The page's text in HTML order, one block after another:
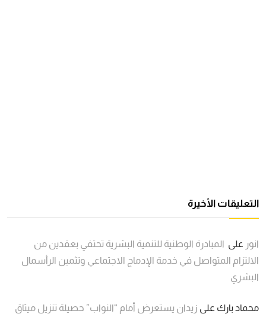
التعليقات الأخيرة
انور على المبادرة الوطنية للتنمية البشرية تحتفي بعقدين من
الالتزام المتواصل في خدمة الإدماج الاجتماعي وتثمين الرأسمال
البشري
محماد بارك على زيدان يستعرض أمام “النواب” حصيلة تنزيل ميثاق